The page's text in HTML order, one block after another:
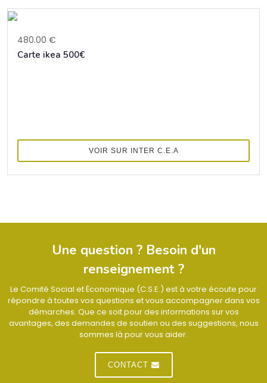
480.00 €
Carte ikea 500€
VOIR SUR INTER C.E.A
Une question ? Besoin d'un
renseignement ?
Le Comité Social et Économique (C.S.E.) est à votre écoute pour
répondre à toutes vos questions et vous accompagner dans vos
démarches. Que ce soit pour des informations sur vos
avantages, des demandes de soutien ou des suggestions, nous
sommes là pour vous aider.
CONTACT